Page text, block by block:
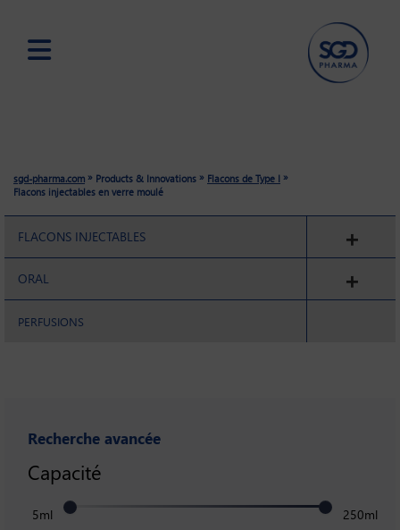
sgd-pharma.com » Products & Innovations » Flacons de Type I »
Flacons injectables en verre moulé
FLACONS INJECTABLES
ORAL
PERFUSIONS
Recherche avancée
5ml
Capacité
250ml